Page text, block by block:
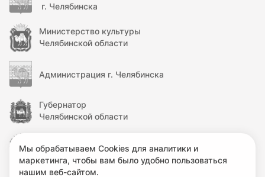
г. Челябинска
Министерство культуры
Челябинской области
Администрация г. Челябинска
Губернатор
Челябинской области
Челябинской области
Мы обрабатываем Cookies для аналитики и
маркетинга, чтобы вам было удобно пользоваться
нашим веб-сайтом.